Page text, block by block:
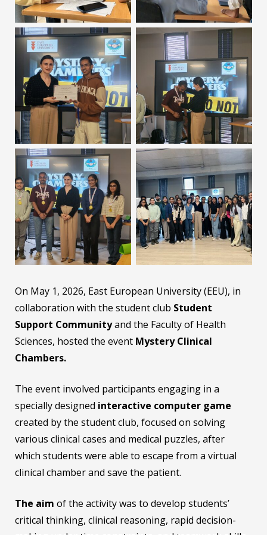
On May 1, 2026, East European University (EEU), in
collaboration with the student club Student
Support Communityand the Faculty of Health
Sciences, hosted the event Mystery Clinical
Chambers.
The event involved participants engaging in a
specially designed interactive computer game
created by the student club, focused on solving
various clinical cases and medical puzzles, after
which students were able to escape from a virtual
clinical chamber and save the patient.
The aim of the activity was to develop students’
critical thinking, clinical reasoning, rapid decision-